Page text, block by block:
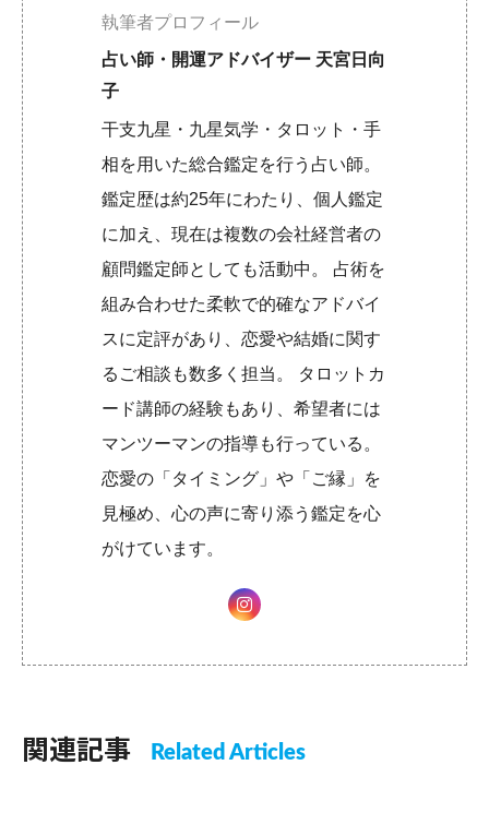
執筆者プロフィール
占い師・開運アドバイザー 天宮日向
子
干支九星・九星気学・タロット・手
相を用いた総合鑑定を行う占い師。
鑑定歴は約25年にわたり、個人鑑定
に加え、現在は複数の会社経営者の
顧問鑑定師としても活動中。 占術を
組み合わせた柔軟で的確なアドバイ
スに定評があり、恋愛や結婚に関す
るご相談も数多く担当。 タロットカ
ード講師の経験もあり、希望者には
マンツーマンの指導も行っている。
恋愛の「タイミング」や「ご縁」を
見極め、心の声に寄り添う鑑定を心
がけています。
関連記事 Related Articles